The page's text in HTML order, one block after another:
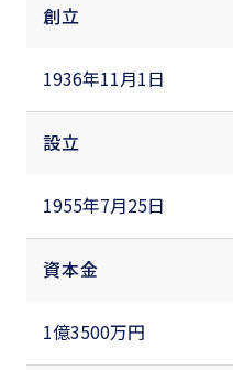
創立
1936年11月1日
設立
1955年7月25日
資本金
1億3500万円